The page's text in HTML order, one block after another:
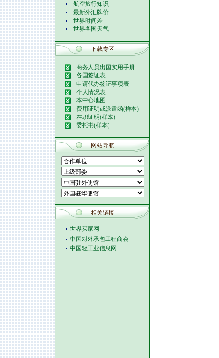
航空旅行知识
最新外汇牌价
世界时间差
世界各国天气
下载专区
商务人员出国实用手册
各国签证表
申请代办签证事项表
个人情况表
本中心地图
费用证明或派遣函(样本)
在职证明(样本)
委托书(样本)
网站导航
相关链接
世界买家网
中国对外承包工程商会
中国轻工业信息网